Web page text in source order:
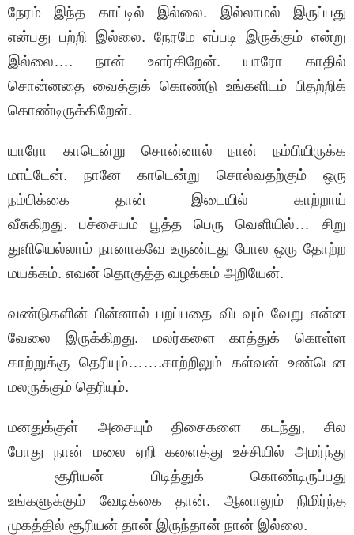
நேரம் இந்த காட்டில் இல்லை. இல்லாமல் இருப்பது
என்பது பற்றி இல்லை. நேரமே எப்படி இருக்கும் என்று
இல்லை…. நான் உளர்கிறேன். யாரோ காதில்
சொன்னதை வைத்துக் கொண்டு உங்களிடம் பிதற்றிக்
கொண்டிருக்கிறேன்.
யாரோ காடென்று சொன்னால் நான் நம்பியிருக்க
மாட்டேன். நானே காடென்று சொல்வதற்கும் ஒரு
நம்பிக்கை தான் இடையில் காற்றாய்
வீசுகிறது. பச்சையம் பூத்த பெரு வெளியில்… சிறு
துளியெல்லாம் நானாகவே உருண்டது போல ஒரு தோற்ற
மயக்கம். எவன் தொகுத்த வழக்கம் அறியேன்.
வண்டுகளின் பின்னால் பறப்பதை விடவும் வேறு என்ன
வேலை இருக்கிறது. மலர்களை காத்துக் கொள்ள
காற்றுக்கு தெரியும்…….காற்றிலும் கள்வன் உண்டென
மலருக்கும் தெரியும்.
மனதுக்குள் அசையும் திசைகளை கடந்து, சில
போது நான் மலை ஏறி களைத்து உச்சியில் அமர்ந்து
சூரியன் பிடித்துக் கொண்டிருப்பது
உங்களுக்கும் வேடிக்கை தான். ஆனாலும் நிமிர்ந்த
முகத்தில் சூரியன் தான் இருந்தான் நான் இல்லை.